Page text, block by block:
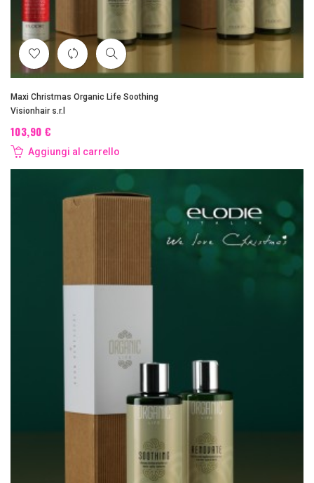
Maxi Christmas Organic Life Soothing
Visionhair s.r.l
103,90 €
Aggiungi al carrello